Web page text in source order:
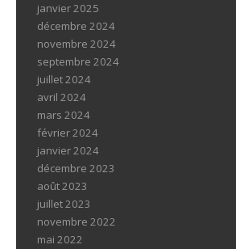
janvier 2025
décembre 2024
novembre 2024
septembre 2024
juillet 2024
avril 2024
mars 2024
février 2024
janvier 2024
décembre 2023
août 2023
juillet 2023
novembre 2022
mai 2022